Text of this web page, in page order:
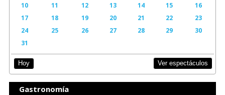
10
11 12 13 14 15
16
17
18 19 20 21 22
23
24
25 26 27 28 29
30
31
Hoy Ver espectáculos
Gastronomía